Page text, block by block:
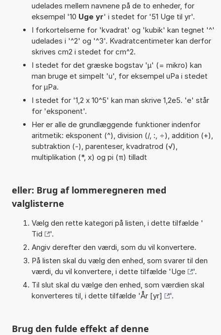
udelades mellem navnene på de to enheder, for
eksempel '10 Uge yr' i stedet for '51 Uge til yr'.
I forkortelserne for 'kvadrat' og 'kubik' kan tegnet '^'
udelades i '^2' og '^3'. Kvadratcentimeter kan derfor
skrives cm2 i stedet for cm^2.
I stedet for det græske bogstav 'µ' (= mikro) kan
man bruge et simpelt 'u', for eksempel uPa i stedet
for µPa.
I stedet for '1,2 x 10^5' kan man skrive 1,2e5. 'e' står
for 'eksponent'.
Her er alle de grundlæggende funktioner indenfor
aritmetik: eksponent (^), division (/, :, ÷), addition (+),
subtraktion (-), parenteser, kvadratrod (√),
multiplikation (*, x) og pi (π) tilladt
eller: Brug af lommeregneren med
valglisterne
Vælg den rette kategori på listen, i dette tilfælde '
Tid
'.
Angiv derefter den værdi, som du vil konvertere.
På listen skal du vælg den enhed, som svarer til den
værdi, du vil konvertere, i dette tilfælde 'Uge
'.
Til slut skal du vælge den enhed, som værdien skal
konverteres til, i dette tilfælde 'År [yr] '.
Brug den fulde effekt af denne